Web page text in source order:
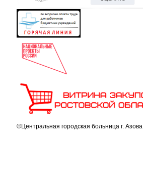
©Центральная городская больница г. Азова